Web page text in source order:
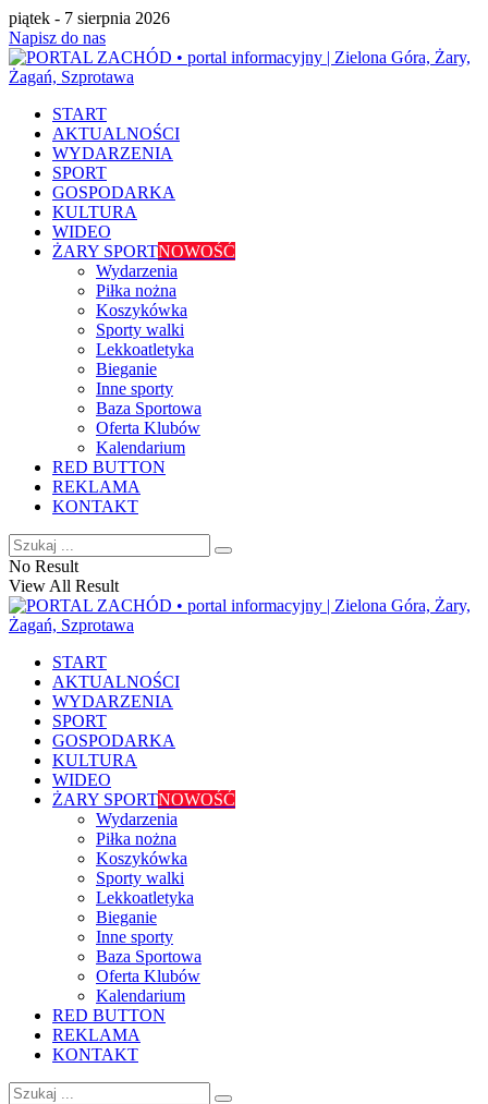
piątek - 7 sierpnia 2026
Napisz do nas
START
AKTUALNOŚCI
WYDARZENIA
SPORT
GOSPODARKA
KULTURA
WIDEO
ŻARY SPORTNOWOŚĆ
Wydarzenia
Piłka nożna
Koszykówka
Sporty walki
Lekkoatletyka
Bieganie
Inne sporty
Baza Sportowa
Oferta Klubów
Kalendarium
RED BUTTON
REKLAMA
KONTAKT
No Result
View All Result
START
AKTUALNOŚCI
WYDARZENIA
SPORT
GOSPODARKA
KULTURA
WIDEO
ŻARY SPORTNOWOŚĆ
Wydarzenia
Piłka nożna
Koszykówka
Sporty walki
Lekkoatletyka
Bieganie
Inne sporty
Baza Sportowa
Oferta Klubów
Kalendarium
RED BUTTON
REKLAMA
KONTAKT